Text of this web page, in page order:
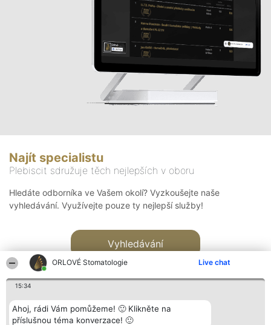
ORLOVÉ Stomatologie Live chat
15:34
Ahoj, rádi Vám pomůžeme! 🙂 Klikněte na
příslušnou téma konverzace! 🙂
Najít specialistu
Plebiscit sdružuje těch nejlepších v oboru
Hledáte odborníka ve Vašem okolí? Vyzkoušejte naše
vyhledávání. Využívejte pouze ty nejlepší služby!
Vyhledávání